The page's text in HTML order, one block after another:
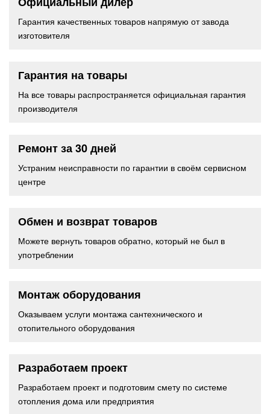
Гарантия качественных товаров напрямую от завода
изготовителя
Гарантия на товары
На все товары распространяется официальная гарантия
производителя
Ремонт за 30 дней
Устраним неисправности по гарантии в своём сервисном
центре
Обмен и возврат товаров
Можете вернуть товаров обратно, который не был в
употреблении
Монтаж оборудования
Оказываем услуги монтажа сантехнического и
отопительного оборудования
Разработаем проект
Разработаем проект и подготовим смету по системе
отопления дома или предприятия